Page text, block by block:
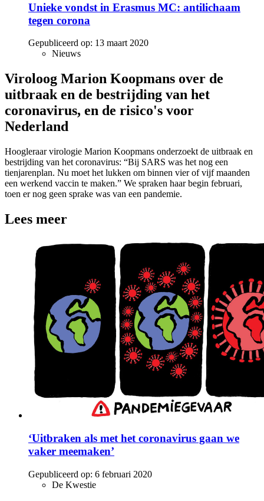
Unieke vondst in Erasmus MC: antilichaam
tegen corona
Gepubliceerd op: 13 maart 2020
Nieuws
Viroloog Marion Koopmans over de
uitbraak en de bestrijding van het
coronavirus, en de risico's voor
Nederland
Hoogleraar virologie Marion Koopmans onderzoekt de uitbraak en
bestrijding van het coronavirus: “Bij SARS was het nog een
tienjarenplan. Nu moet het lukken om binnen vier of vijf maanden
een werkend vaccin te maken.” We spraken haar begin februari,
toen er nog geen sprake was van een pandemie.
Lees meer
‘Uitbraken als met het coronavirus gaan we
vaker meemaken’
Gepubliceerd op: 6 februari 2020
De Kwestie